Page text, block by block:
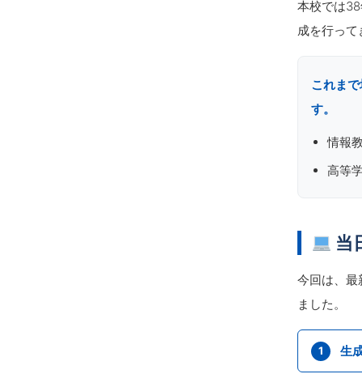
本校では
成を行っ
これま
す。
情報
高等
当
今回は、最
ました。
1 生